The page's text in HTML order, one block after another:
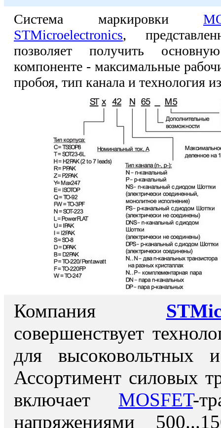
Система маркировки
STMicroelectronics,
позволяет получить
компоненте - максимальные
пробоя, тип канала и технология
Компания
совершенствует
для высоковольтных
Ассортимент силовых
включает MOSFET-
напряжениями